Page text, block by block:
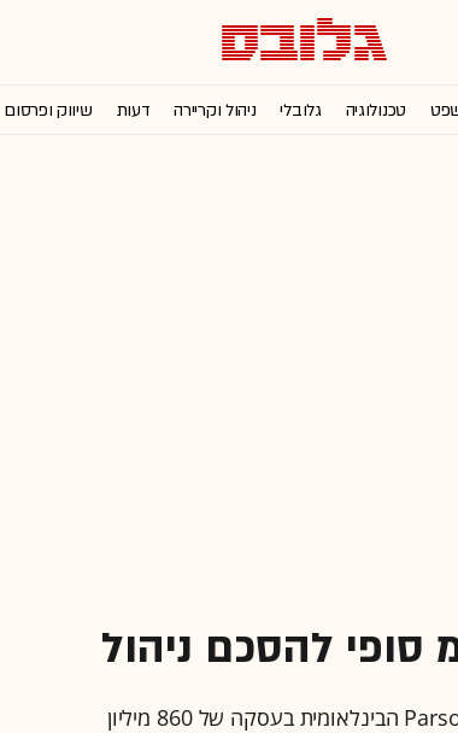
טכנולוגיה גלובלי ניהול וקריירה דעות שיווק ופרסום
להסכם ניהול
החברה הממשלתית מבקשת פטור ממכרז לחברת Parsons Brinckerhoff הבינלאומית בעסקה של 860 מיליון